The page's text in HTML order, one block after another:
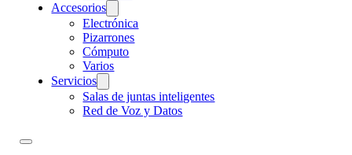
Accesorios
Electrónica
Pizarrones
Cómputo
Varios
Servicios
Salas de juntas inteligentes
Red de Voz y Datos